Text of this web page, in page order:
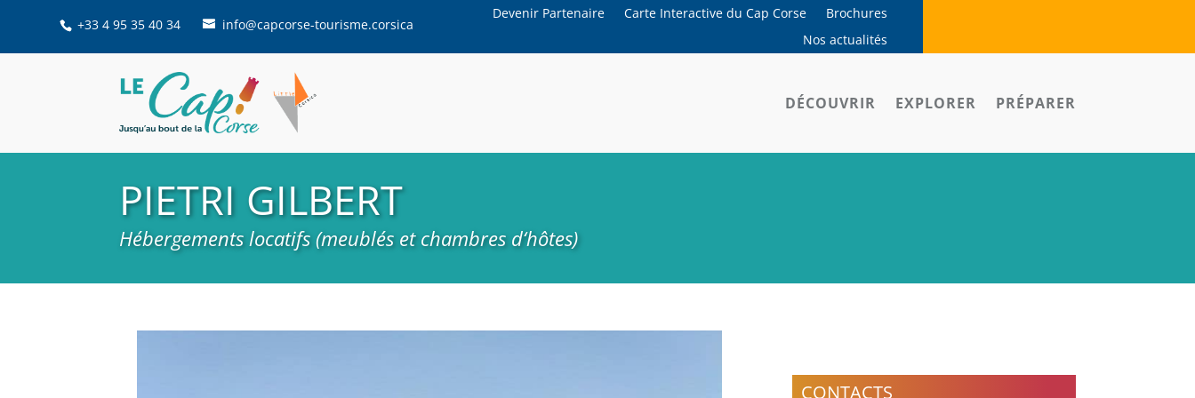
+33 4 95 35 40 34 info@capcorse-tourisme.corsica
Devenir Partenaire Carte Interactive du Cap Corse
Brochures
Nos actualités
DÉCOUVRIR EXPLORER PRÉPARER
PIETRI GILBERT
Hébergements locatifs (meublés et chambres d‘hôtes)
CONTACTS